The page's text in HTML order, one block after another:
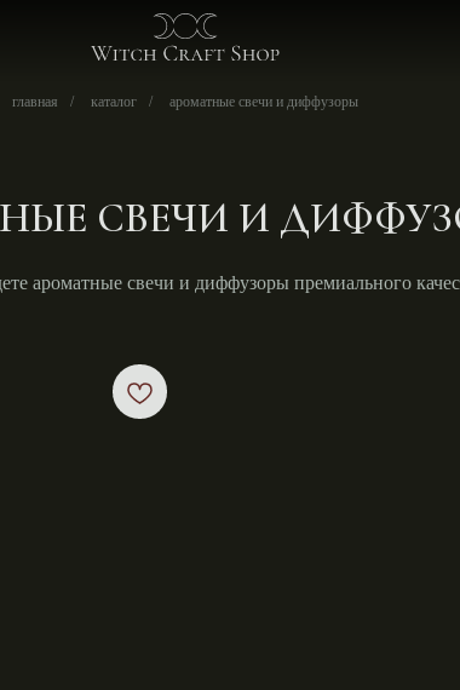
о
главная / каталог / ароматные свечи и диффузоры
СВЕЧИ И
ароматные свечи и диффузоры премиального